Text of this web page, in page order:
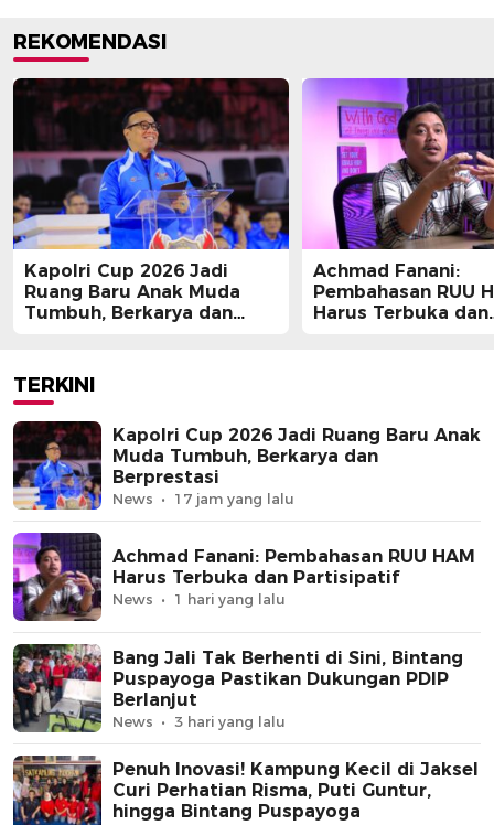
REKOMENDASI
Kapolri Cup 2026 Jadi
Ruang Baru Anak Muda
Tumbuh, Berkarya dan
Achmad Fanani:
Pembahasan RUU
Harus Terbuka dan
TERKINI
Kapolri Cup 2026 Jadi Ruang Baru Anak
Muda Tumbuh, Berkarya dan
Berprestasi
News 17 jam yang lalu
Achmad Fanani: Pembahasan RUU HAM
Harus Terbuka dan Partisipatif
News 1 hari yang lalu
Bang Jali Tak Berhenti di Sini, Bintang
Puspayoga Pastikan Dukungan PDIP
Berlanjut
News 3 hari yang lalu
Penuh Inovasi! Kampung Kecil di Jaksel
Curi Perhatian Risma, Puti Guntur,
hingga Bintang Puspayoga